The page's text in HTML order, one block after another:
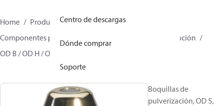
Centro de descargas
Dónde comprar
Soporte
Home Productos
Climate Solutions for heating
Componentes para quemador
Boquillas de pulverización
OD B / OD H / OD S
Boquillas de
pulverización, OD S,